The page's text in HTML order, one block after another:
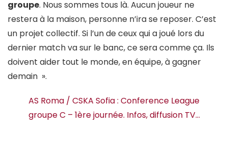
groupe. Nous sommes tous là. Aucun joueur ne
restera à la maison, personne n’ira se reposer. C’est
un projet collectif. Si l’un de ceux qui a joué lors du
dernier match va sur le banc, ce sera comme ça. Ils
doivent aider tout le monde, en équipe, à gagner
demain ».
AS Roma / CSKA Sofia : Conference League
groupe C – 1ère journée. Infos, diffusion TV…